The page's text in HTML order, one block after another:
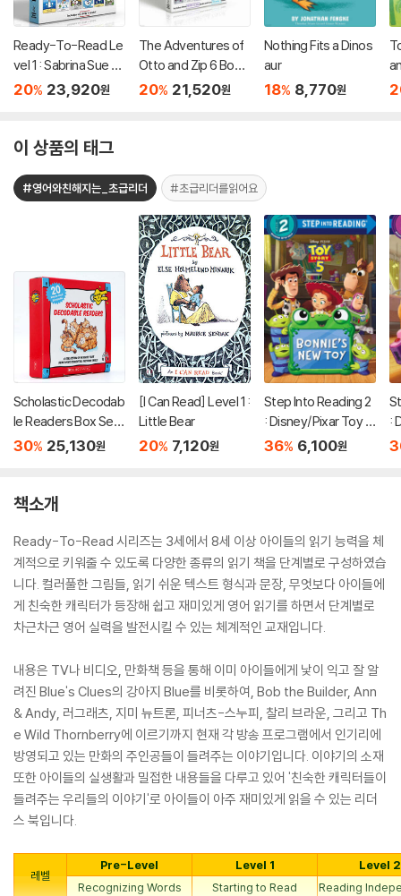
Ready-To-Read Le
vel 1 : Sabrina Sue Lo
ves to Travel! (Boxe
20% 23,920원
The Adventures of
Otto and Zip 6 Book
s Collection
20% 21,520원
Nothing Fits a Dinos
aur
18% 8,770원
d
이 상품의 태그
#영어와친해지는_초급리더 #초급리더를읽어요
Scholastic Decodab
le Readers Box Set
Level A (StoryPlus
30% 25,130원
[I Can Read] Level 1 :
Little Bear
20% 7,120원
Step Into Reading 2
: Disney/Pixar Toy S
tory 5 : Bonnie's Ne
36% 6,100원
:
책소개
Ready-To-Read 시리즈는 3세에서 8세 이상 아이들의 읽기 능력을 체
계적으로 키워줄 수 있도록 다양한 종류의 읽기 책을 단계별로 구성하였습
니다. 컬러풀한 그림들, 읽기 쉬운 텍스트 형식과 문장, 무엇보다 아이들에
게 친숙한 캐릭터가 등장해 쉽고 재미있게 영어 읽기를 하면서 단계별로
차근차근 영어 실력을 발전시킬 수 있는 체계적인 교재입니다.
내용은 TV나 비디오, 만화책 등을 통해 이미 아이들에게 낯이 익고 잘 알
려진 Blue's Clues의 강아지 Blue를 비롯하여, Bob the Builder, Ann
& Andy, 러그래츠, 지미 뉴트론, 피너츠-스누피, 찰리 브라운, 그리고 Th
e Wild Thornberry에 이르기까지 현재 각 방송 프로그램에서 인기리에
방영되고 있는 만화의 주인공들이 들려주는 이야기입니다. 이야기의 소재
또한 아이들의 실생활과 밀접한 내용들을 다루고 있어 '친숙한 캐릭터들이
들려주는 우리들의 이야기'로 아이들이 아주 재미있게 읽을 수 있는 리더
스 북입니다.
레벨
Pre-Level Level 1
Level 2
Recognizing Words
Starting to Read Reading